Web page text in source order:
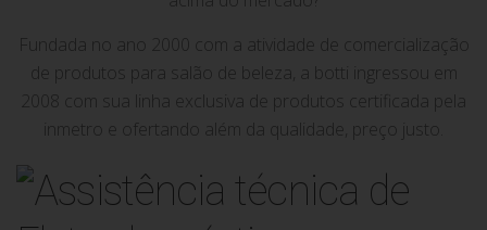
Fundada no ano 2000 com a atividade de comercialização
de produtos para salão de beleza, a botti ingressou em
2008 com sua linha exclusiva de produtos certificada pela
inmetro e ofertando além da qualidade, preço justo.